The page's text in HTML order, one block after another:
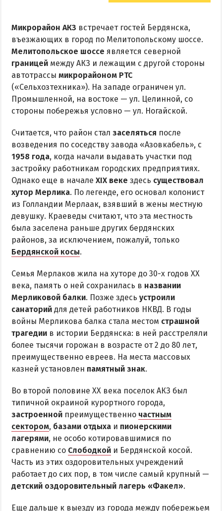
Микрорайон АКЗ встречает гостей Бердянска,
въезжающих в город по Мелитопольскому шоссе.
Мелитопольское шоссе является северной
границей между АКЗ и лежащим с другой стороны
автотрассы микрорайоном РТС
(«Сельхозтехника»). На западе ограничен ул.
Промышленной, на востоке — ул. Целинной, со
стороны побережья условно — ул. Ногайской.
Считается, что район стал заселяться после
возведения по соседству завода «Азовкабель», с
1958 года, когда начали выдавать участки под
застройку работникам городских предприятиях.
Однако еще в начале XIX веке здесь существовал
хутор Мерлика. По легенде, его основал колонист
из Голландии Мерлаак, взявший в жены местную
девушку. Краеведы считают, что эта местность
была заселена раньше других бердянских
районов, за исключением, пожалуй, только
Бердянской косы.
Семья Мерлаков жила на хуторе до 30-х годов ХХ
века, память о ней сохранилась в названии
Мерликовой балки. Позже здесь устроили
санаторий для детей работников НКВД. В годы
войны Мерликова балка стала местом страшной
трагедии в истории Бердянска: в ней расстреляли
более тысячи горожан в возрасте от 2 до 80 лет,
преимущественно евреев. На места массовых
казней установлен памятный знак.
Во второй половине XX века поселок АКЗ был
типичной окраиной курортного города,
застроенной преимущественно частным
сектором, базами отдыха и пионерскими
лагерями, не особо котировавшимися по
сравнению со Слободкой и Бердянской косой.
Часть из этих оздоровительных учреждений
работает до сих пор, в том числе самый крупный —
детский оздоровительный лагерь «Факел».
Еще дальше к выезду из города между побережьем